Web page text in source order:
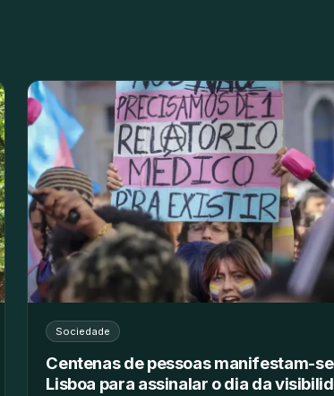
Sociedade
Centenas de pessoas manifestam-
Lisboa para assinalar o dia da